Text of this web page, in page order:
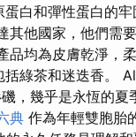
白和彈性蛋白的牢
其他國家，他們需
品均為皮膚乾淨，
括綠茶和迷迭香。
，幾乎是永恆的夏
典 作為年輕雙胞胎